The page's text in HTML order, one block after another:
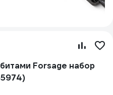
Forsage набор